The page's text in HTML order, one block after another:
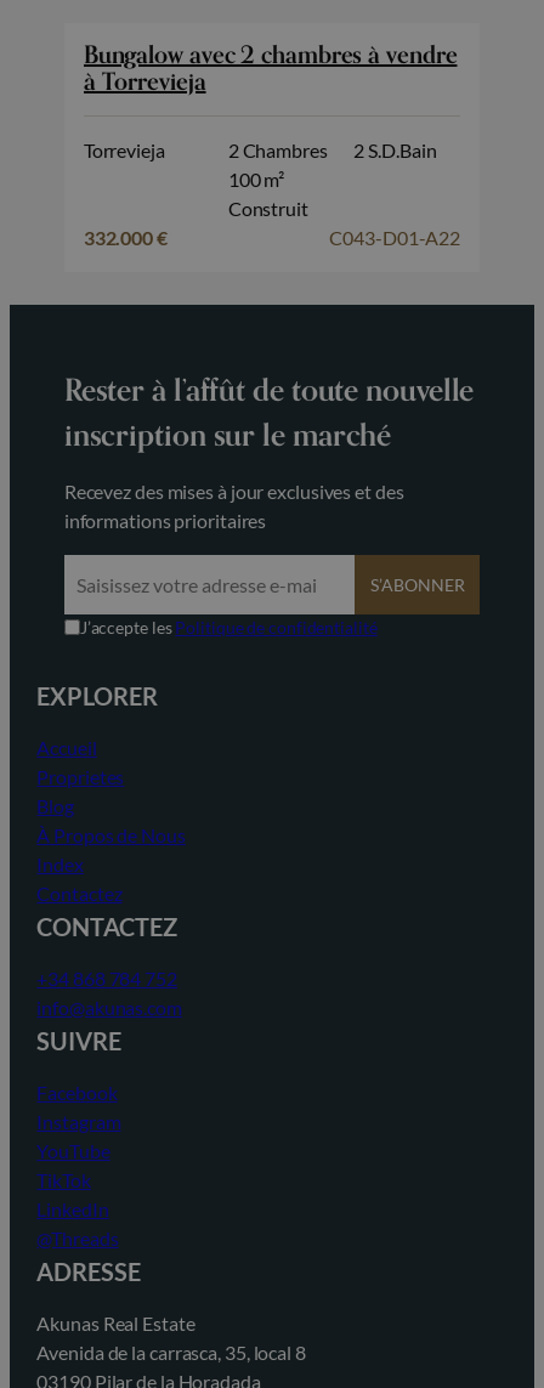
Bungalow avec 2 chambres à vendre
à Torrevieja
Torrevieja 2 Chambres
2 S.D.Bain
100 m²
Construit
332.000 €
C043-D01-A22
Rester à l’affût de toute nouvelle
inscription sur le marché
Recevez des mises à jour exclusives et des
informations prioritaires
S’ABONNER
J’accepte lesPolitique de confidentialité
EXPLORER
Accueil
Proprietes
Blog
À Propos de Nous
Index
Contactez
CONTACTEZ
+34 868 784 752
info@akunas.com
SUIVRE
Facebook
Instagram
YouTube
TikTok
LinkedIn
@Threads
ADRESSE
Akunas Real Estate
Avenida de la carrasca, 35, local 8
03190 Pilar de la Horadada